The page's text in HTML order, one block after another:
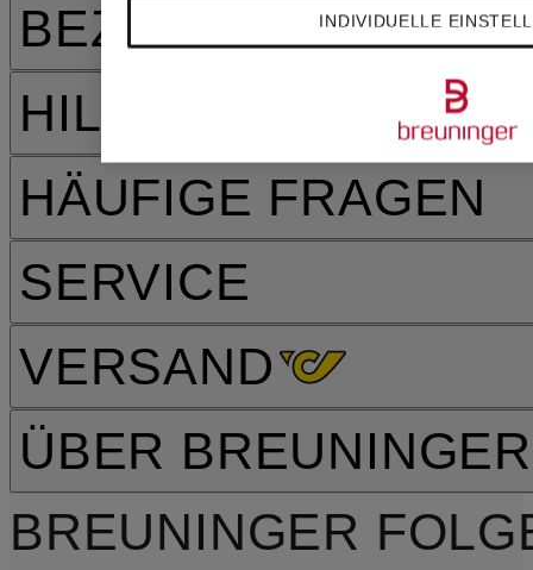
HILFE & KONTAKT
HÄUFIGE FRAGEN
SERVICE
VERSAND
BEZAHLARTEN
ÜBER BREUNINGER
BREUNINGER
INDIVIDUELLE